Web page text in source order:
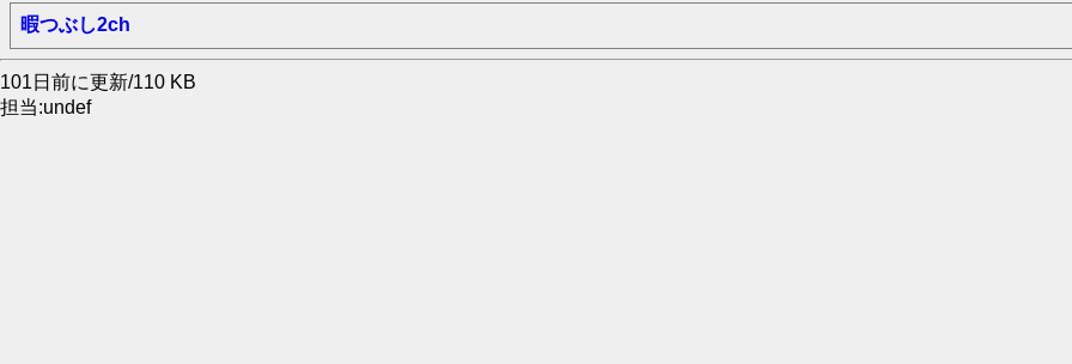
暇つぶし2ch
101日前に更新/110 KB
担当:undef